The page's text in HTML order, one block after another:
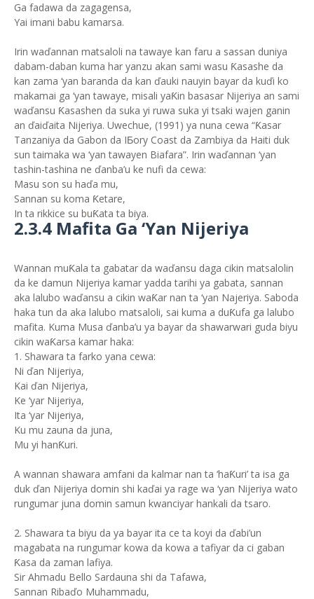
Ga fadawa da zagagensa,
Yai imani babu kamarsa.
Irin waďannan matsaloli na tawaye kan faru a sassan duniya
dabam-daban kuma har yanzu akan sami wasu Ƙasashe da
kan zama ‘yan baranda da kan ďauki nauyin bayar da kuďi ko
makamai ga ‘yan tawaye, misali yaƘin basasar Nijeriya an sami
waďansu Ƙasashen da suka yi ruwa suka yi tsaki wajen ganin
an ďaiďaita Nijeriya. Uwechue, (1991) ya nuna cewa “Ƙasar
Tanzaniya da Gabon da IƂory Coast da Zambiya da Haiti duk
sun taimaka wa ‘yan tawayen Biafara”. Irin waďannan ‘yan
tashin-tashina ne ďanba’u ke nufi da cewa:
Masu son su haďa mu,
Sannan su koma Ƙetare,
In ta rikkice su buƘata ta biya.
2.3.4 Mafita Ga ‘Yan Nijeriya
Wannan muƘala ta gabatar da waďansu daga cikin matsalolin
da ke damun Nijeriya kamar yadda tarihi ya gabata, sannan
aka lalubo waďansu a cikin waƘar nan ta ‘yan Najeriya. Saboda
haka tun da aka lalubo matsaloli, sai kuma a duƘufa ga lalubo
mafita. Kuma Musa ďanba’u ya bayar da shawarwari guda biyu
cikin waƘarsa kamar haka:
1. Shawara ta farko yana cewa:
Ni ďan Nijeriya,
Kai ďan Nijeriya,
Ke ‘yar Nijeriya,
Ita ‘yar Nijeriya,
Ku mu zauna da juna,
Mu yi hanƘuri.
A wannan shawara amfani da kalmar nan ta ‘haƘuri’ ta isa ga
duk ďan Nijeriya domin shi kaďai ya rage wa ‘yan Nijeriya wato
rungumar juna domin samun kwanciyar hankali da tsaro.
2. Shawara ta biyu da ya bayar ita ce ta koyi da ďabi’un
magabata na rungumar kowa da kowa a tafiyar da ci gaban
Ƙasa da zaman lafiya.
Sir Ahmadu Bello Sardauna shi da Tafawa,
Sannan Ribaďo Muhammadu,